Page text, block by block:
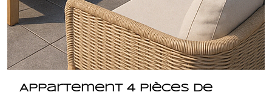
Appartement 4 pièces de